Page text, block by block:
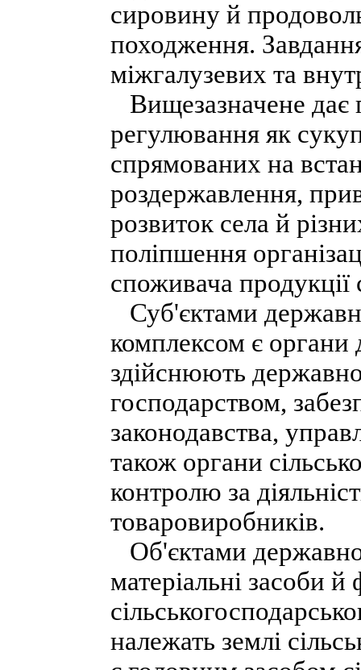
сировину й
походження.
міжгалузевих та
Вищезазначене дає
регулювання як
спрямованих на
роздержавлення,
розвиток села й
поліпшення
споживача продукції
Суб'єктами
комплексом є органи
здійснюють
господарством,
законодавства,
також органи
контролю за
товаровиробників.
Об'єктами
матеріальні засоби
належать землі